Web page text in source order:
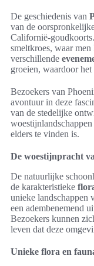
De geschiedenis van
van de
Californië-
smeltkroes, waar men
verschillende
groeien, waardoor
Bezoekers van
avontuur in deze
van de stedelijke
elders te vinden is.
De woestijnpracht
De natuurlijke
de karakteristieke
unieke landschappen
een adembenemend
Bezoekers kunnen
leven dat deze
Unieke flora en